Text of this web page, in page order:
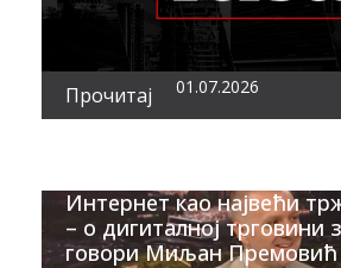
Прочитај 01.07.2026
Интернет као највећи
– о дигиталној трговини
говори Миљан Премовић